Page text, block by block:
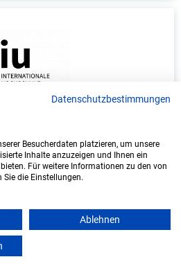
(B.Sc.) am
Vereinigte
Studium (Internationale
Datenschutzbestimmungen
Besucherdaten platzieren, um unsere
Inhalte anzuzeigen und Ihnen ein
Für weitere Informationen zu den von
die Einstellungen.
Ablehnen